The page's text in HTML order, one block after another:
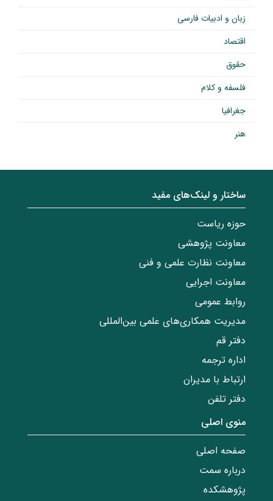
زبان و ادبیات فارسی
اقتصاد
حقوق
فلسفه و کلام
جغرافیا
هنر
ساختار‌‌ و‌‌ لینک‌های مفید
حوزه ریاست
معاونت پژوهشی
معاونت نظارت علمی و فنی
معاونت اجرایی
روابط عمومی
مدیریت همکاری‌های علمی بین‌المللی
دفتر قم
اداره ترجمه
ارتباط با مدیران
دفتر تلفن
منوی اصلی
صفحه اصلی
درباره سمت
پژوهشکده